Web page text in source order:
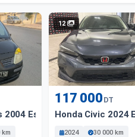
2004 Essence
km
12
117 000 DT
Honda Civic 2024
2024
30 000 km